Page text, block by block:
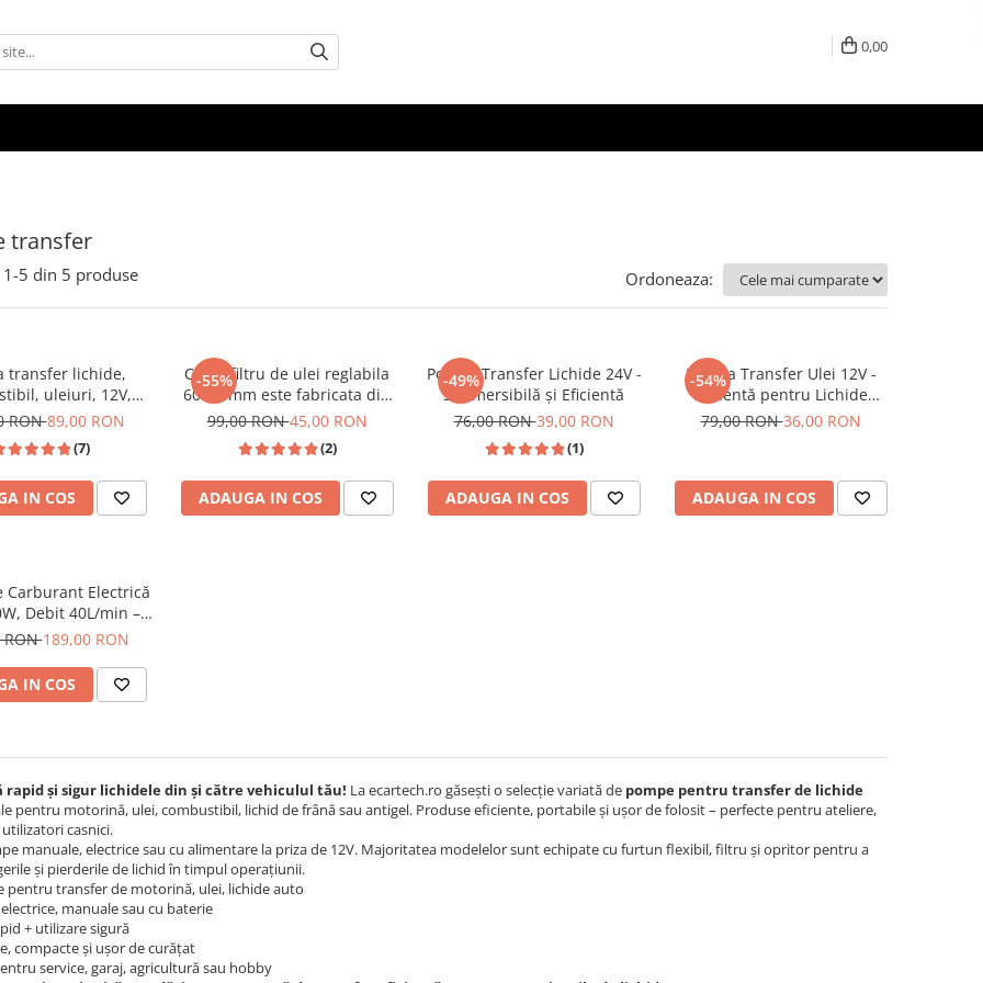
0,00
transfer
1-5 din 5 produse Ordoneaza:
transfer lichide,
uleiuri, 12V,
4-5 litri/minut
RON89,00 RON
(7)
IN COS
-55%
Cheie filtru de ulei reglabila
60-80 mm este fabricata din
otel CrMo de inalta calitate
99,00 RON45,00 RON
(2)
ADAUGA IN COS
-49%
Pompa Transfer Lichide 24V -
Submersibilă și Eficientă
76,00 RON39,00 RON
(1)
ADAUGA IN COS
-54%
Pompa Transfer Ulei 12V -
Eficientă pentru Lichide
Ușoare
79,00 RON36,00 RON
ADAUGA IN COS
Carburant Electrică
Debit 40L/min –
pentru Motorină
RON189,00 RON
IN COS
rapid și sigur lichidele din și către vehiculul tău! La ecartech.ro găsești o selecție variată de pompe pentru transfer de lichide
pentru motorină, ulei, combustibil, lichid de frână sau antigel. Produse eficiente, portabile și ușor de folosit – perfecte pentru ateliere,
casnici.
manuale, electrice sau cu alimentare la priza de 12V. Majoritatea modelelor sunt echipate cu furtun flexibil, filtru și opritor pentru a
și pierderile de lichid în timpul operațiunii.
pentru transfer de motorină, ulei, lichide auto
manuale sau cu baterie
+ utilizare sigură
compacte și ușor de curățat
service, garaj, agricultură sau hobby